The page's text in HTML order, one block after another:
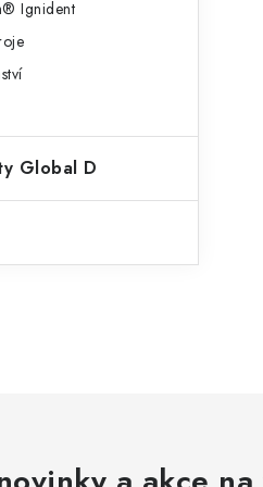
Ignident
Global D